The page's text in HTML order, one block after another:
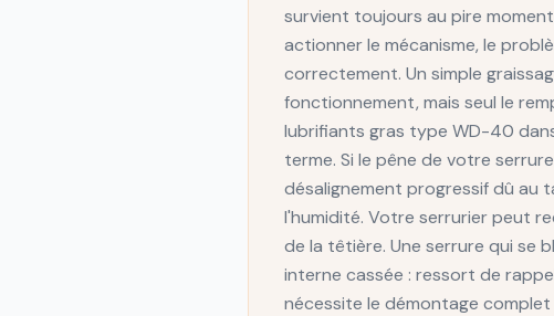
survient toujours au pire
actionner le mécanisme, le
correctement. Un simple
fonctionnement, mais seul le
lubrifiants gras type WD-40
terme. Si le pêne de votre
désalignement progressif dû au
l'humidité. Votre serrurier peut
de la têtière. Une serrure qui se
interne cassée : ressort de
nécessite le démontage